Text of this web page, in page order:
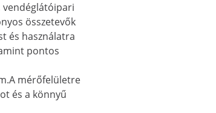
vendéglátóipari
összetevők
és használatra
pontos
mérőfelületre
és a könnyű